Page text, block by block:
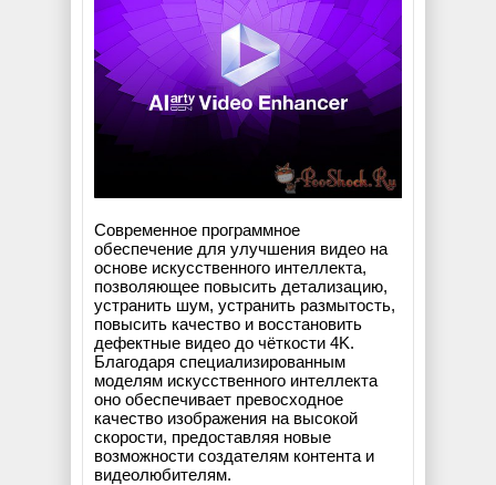
Современное программное
обеспечение для улучшения видео на
основе искусственного интеллекта,
позволяющее повысить детализацию,
устранить шум, устранить размытость,
повысить качество и восстановить
дефектные видео до чёткости 4K.
Благодаря специализированным
моделям искусственного интеллекта
оно обеспечивает превосходное
качество изображения на высокой
скорости, предоставляя новые
возможности создателям контента и
видеолюбителям.